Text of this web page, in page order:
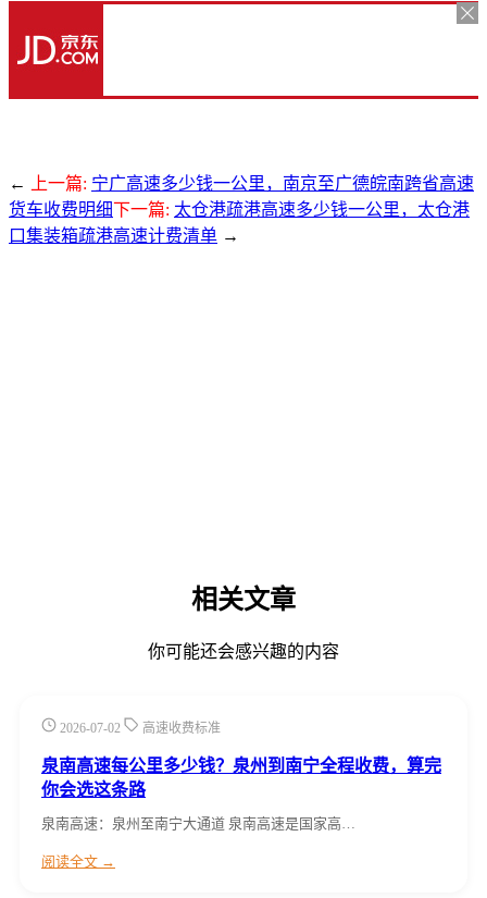
← 上一篇: 宁广高速多少钱一公里，南京至广德皖南跨省高速
货车收费明细下一篇: 太仓港疏港高速多少钱一公里，太仓港
口集装箱疏港高速计费清单 →
相关文章
你可能还会感兴趣的内容
2026-07-02 高速收费标准
泉南高速每公里多少钱？泉州到南宁全程收费，算完
你会选这条路
泉南高速：泉州至南宁大通道 泉南高速是国家高…
阅读全文 →